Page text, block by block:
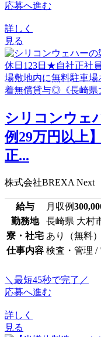
応募へ進む
詳しく
見る
シリコンウェ
例29万円以上
正...
株式会社BREXA Next
給与 月収例
勤務地
長崎県 大村
寮・社宅 あり（無料）
仕事内容 検査・管理 /
＼最短45秒で完了／
応募へ進む
詳しく
見る